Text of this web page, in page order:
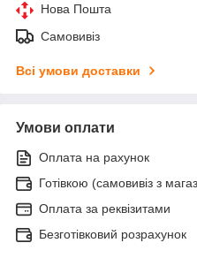
Нова Пошта
Самовивіз
Всі умови доставки
Умови оплати
Оплата на рахунок
Готівкою (самовивіз з
Оплата за реквізитами
Безготівковий розрахунок